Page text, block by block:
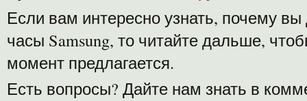
Если вам интересно узнать, почему
часы Samsung, то читайте дальше,
момент предлагается.
Есть вопросы? Дайте нам знать в